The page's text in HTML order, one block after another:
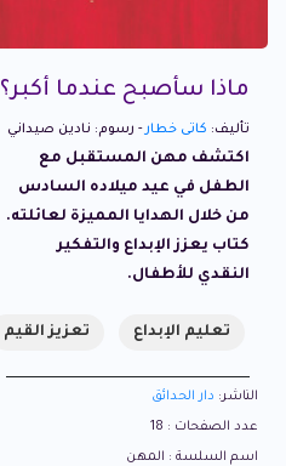
ماذا سأصبح عندما أكبر؟
تأليف: كاتى خطار - رسوم: نادين صيداني
اكتشف مهن المستقبل مع
الطفل في عيد ميلاده السادس
من خلال الهدايا المميزة لعائلته.
كتاب يعزز الإبداع والتفكير
النقدي للأطفال.
تعليم الإبداع تعزيز القيم
الناشر: دار الحدائق
عدد الصفحات : 18
اسم السلسة : المهن